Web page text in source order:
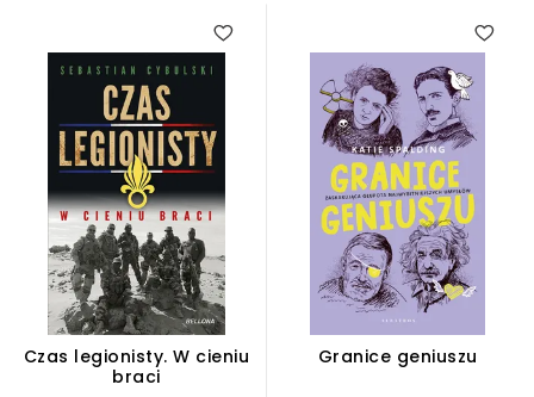
Czas legionisty. W cieniu
braci
Granice geniuszu